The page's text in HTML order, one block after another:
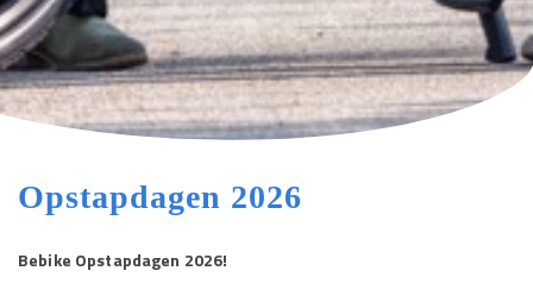
Opstapdagen 2026
Bebike Opstapdagen 2026!